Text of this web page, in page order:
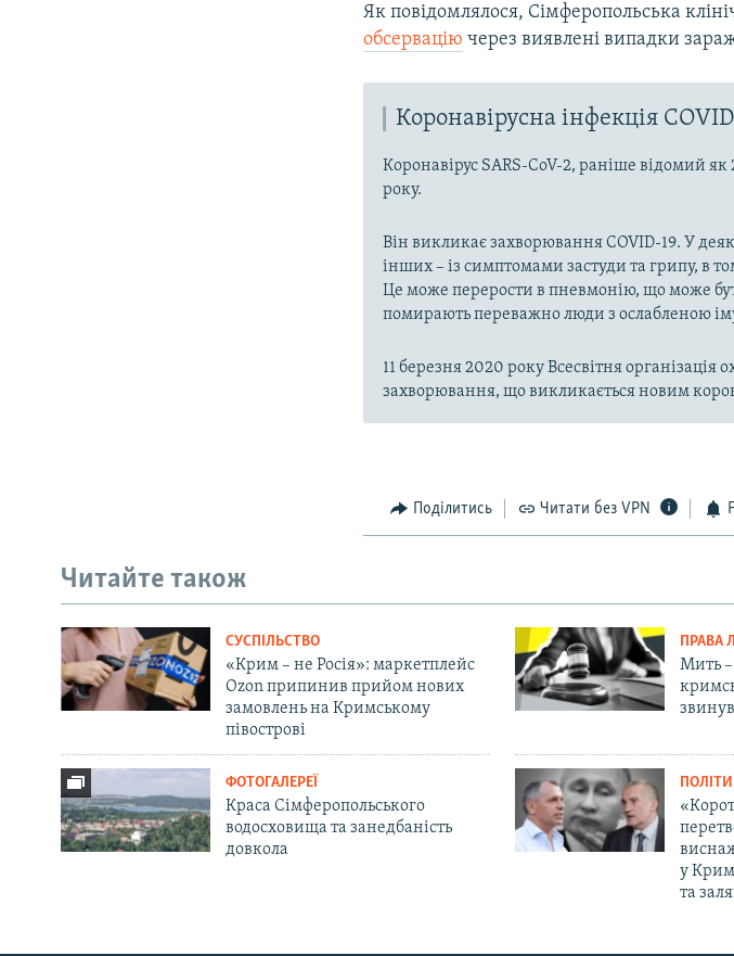
Русский
Як повідомлялося, Сімферопольська
обсервацію через виявлені випадки
Коронавірусна інфекція
Коронавірус SARS-CoV-2, раніше відомий
року.
Він викликає захворювання COVID-19. У
інших – із симптомами застуди та грипу, в
Це може перерости в пневмонію, що може
помирають переважно люди з ослабленою
11 березня 2020 року Всесвітня організація
захворювання, що викликається новим
Поділитись Читати без VPN
Читайте також
СУСПІЛЬСТВО
«Крим – не Росія»: маркетплейс
Ozon припинив прийом нових
замовлень на Кримському
півострові
ПРАВА
Мить –
ФОТОГАЛЕРЕЇ
Краса Сімферопольського
водосховища та занедбаність
довкола
у
та